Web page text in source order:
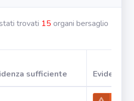
trovati 15 organi bersaglio
sufficiente Evidenza